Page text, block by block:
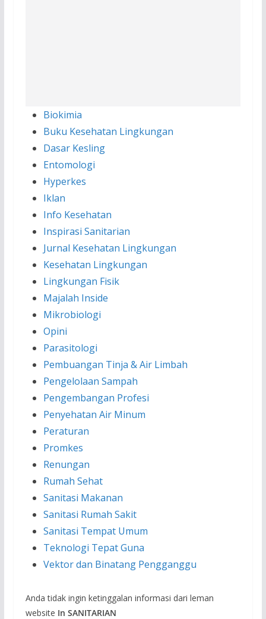
Biokimia
Buku Kesehatan Lingkungan
Dasar Kesling
Entomologi
Hyperkes
Iklan
Info Kesehatan
Inspirasi Sanitarian
Jurnal Kesehatan Lingkungan
Kesehatan Lingkungan
Lingkungan Fisik
Majalah Inside
Mikrobiologi
Opini
Parasitologi
Pembuangan Tinja & Air Limbah
Pengelolaan Sampah
Pengembangan Profesi
Penyehatan Air Minum
Peraturan
Promkes
Renungan
Rumah Sehat
Sanitasi Makanan
Sanitasi Rumah Sakit
Sanitasi Tempat Umum
Teknologi Tepat Guna
Vektor dan Binatang Pengganggu
Anda tidak ingin ketinggalan informasi dari leman
website In SANITARIAN